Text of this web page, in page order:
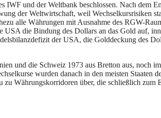
IWF und der Weltbank beschlossen. Nach dem
der Weltwirtschaft, weil Wechselkursrisiken
alle Währungen mit Ausnahme des RGW-
USA die Bindung des Dollars an das Gold auf,
der USA, die Golddeckung des
und die Schweiz 1973 aus Bretton aus, noch
wurden danach in den meisten Staaten
zu Währungskorridoren über, die schließlich zum